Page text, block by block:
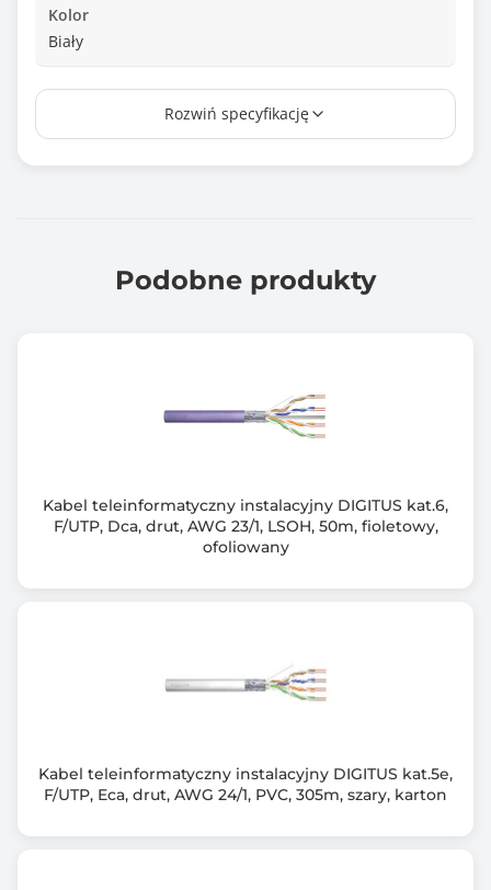
Kolor
Biały
Informacje dodatkowe
Średnica powłoki zewnętrznej: 6,2 mm
Klasa niepalności: zgodnie z normą IEC60332-1
Klasa bezhalogenowości: tak
Rozwiń specyfikację
Podobne produkty
Kabel teleinformatyczny instalacyjny DIGITUS kat.6,
F/UTP, Dca, drut, AWG 23/1, LSOH, 50m, fioletowy,
ofoliowany
Kabel teleinformatyczny instalacyjny DIGITUS kat.5e,
F/UTP, Eca, drut, AWG 24/1, PVC, 305m, szary, karton